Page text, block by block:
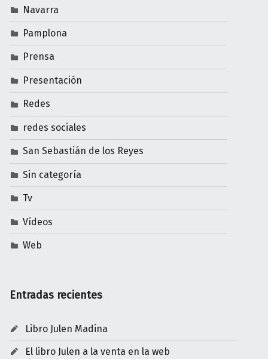
Navarra
Pamplona
Prensa
Presentación
Redes
redes sociales
San Sebastián de los Reyes
Sin categoría
Tv
Vídeos
Web
Entradas recientes
Libro Julen Madina
El libro Julen a la venta en la web